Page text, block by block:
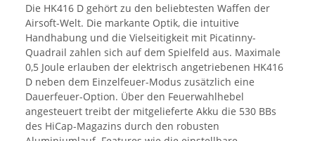
Die HK416 D gehört zu den beliebtesten Waffen der
Airsoft-Welt. Die markante Optik, die intuitive
Handhabung und die Vielseitigkeit mit Picatinny-
Quadrail zahlen sich auf dem Spielfeld aus. Maximale
0,5 Joule erlauben der elektrisch angetriebenen HK416
D neben dem Einzelfeuer-Modus zusätzlich eine
Dauerfeuer-Option. Über den Feuerwahlhebel
angesteuert treibt der mitgelieferte Akku die 530 BBs
des HiCap-Magazins durch den robusten